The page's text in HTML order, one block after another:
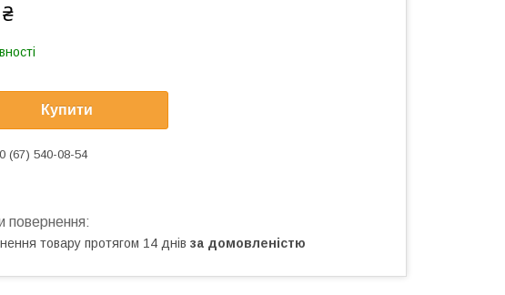
Купити
(67) 540-08-54
товару протягом 14 днів за домовленістю